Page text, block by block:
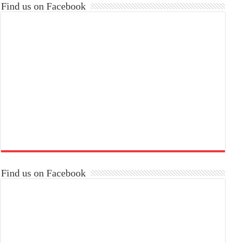
Find us on Facebook
Find us on Facebook